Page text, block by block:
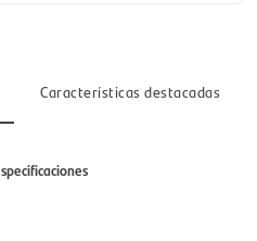
Características destacadas